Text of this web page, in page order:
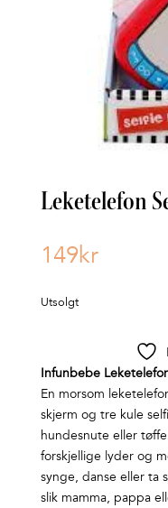
Leketelefon
149kr
Utsolgt
Infunbebe
En morsom
skjerm og tre kule
hundesnute eller
forskjellige lyder og
synge, danse eller ta
slik mamma, pappa